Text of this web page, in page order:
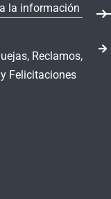
la información
Reclamos,
Felicitaciones